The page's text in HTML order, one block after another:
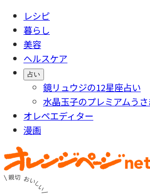
レシピ
暮らし
美容
ヘルスケア
占い
鏡リュウジの12星座占い
水晶玉子のプレミアムう
オレペエディター
漫画